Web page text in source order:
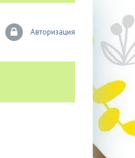
Авторизация